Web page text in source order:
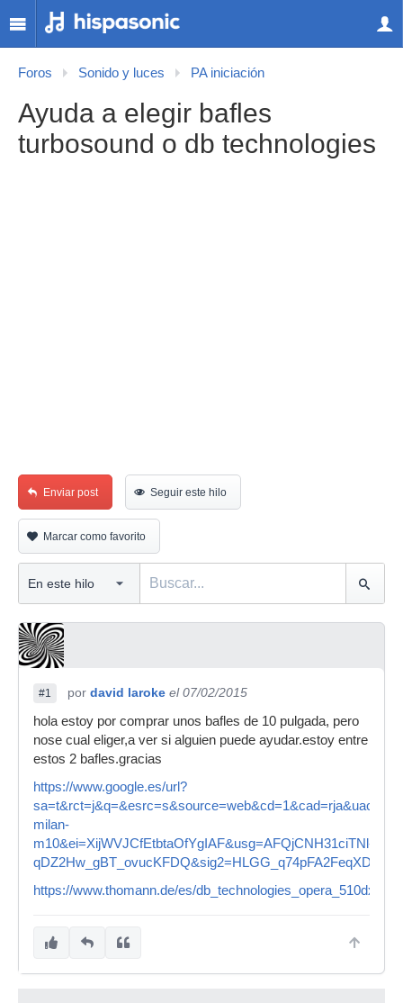
Foros Sonido y luces PA iniciación
Ayuda a elegir bafles
turbosound o db technologies
Enviar post Seguir este hilo
Marcar como favorito
#1 por david laroke el 07/02/2015
hola estoy por comprar unos bafles de 10 pulgada, pero
nose cual eliger,a ver si alguien puede ayudar.estoy entre
estos 2 bafles.gracias
https://www.google.es/url?
milan-
m10&ei=XijWVJCfEtbtaOfYgIAF&usg=AFQjCNH31ciTNl-
https://www.thomann.de/es/db_technologies_opera_510dx.htm